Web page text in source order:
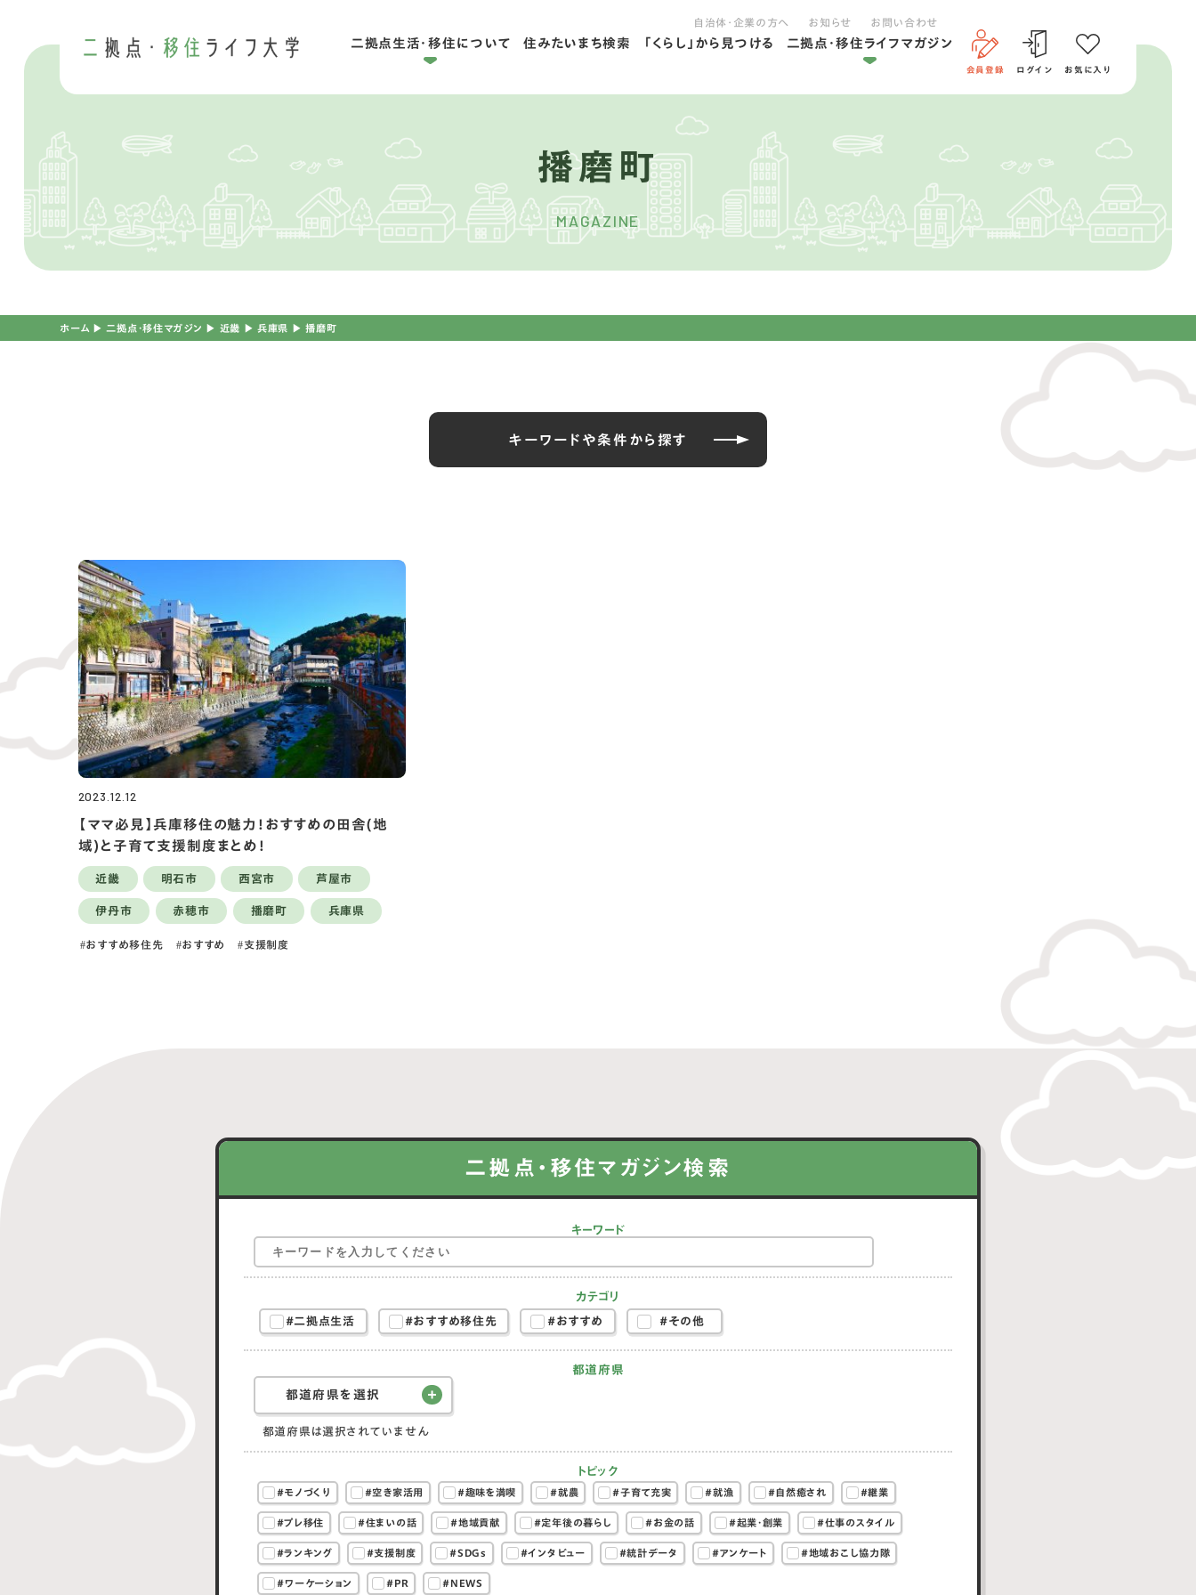
自治体・企業の方へ お知らせ お問い合わせ
二拠点生活・移住について
二拠点ライフを学ぶ
移住ライフを学ぶ
住みたいまち検索 「くらし」から見つける 二拠点・移住ライフマガジン
二拠点ライフ
移住ライフ
会員登録 ログイン お気に入り
播磨町
MAGAZINE
ホーム ▶︎ 二拠点・移住マガジン ▶︎ 近畿 ▶︎兵庫県 ▶︎播磨町
キーワードや条件から探す
2023.12.12
【ママ必見】兵庫移住の魅力！おすすめの田舎(地
域)と子育て支援制度まとめ！
近畿 明石市 西宮市 芦屋市
伊丹市 赤穂市 播磨町 兵庫県
おすすめ移住先 おすすめ 支援制度
二拠点・移住マガジン検索
キーワード
カテゴリ
#二拠点生活
#おすすめ移住先 #おすすめ #その他
都道府県
都道府県を選択
都道府県は選択されていません
トピック
#モノづくり #空き家活用 #趣味を満喫 #就農 #子育て充実 #就漁 #自然癒され #継業
#プレ移住 #住まいの話 #地域貢献 #定年後の暮らし #お金の話 #起業・創業 #仕事のスタイル
#ランキング #支援制度 #SDGs #インタビュー #統計データ #アンケート #地域おこし協力隊
#ワーケーション #PR #NEWS